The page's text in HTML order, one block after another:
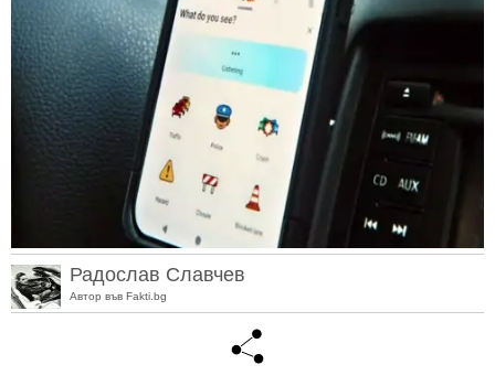
Радослав Славчев
Автор във Fakti.bg